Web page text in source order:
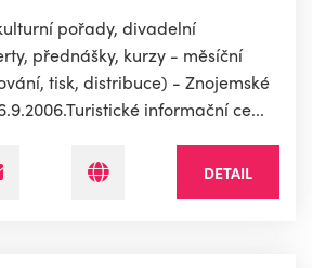
pořady, divadelní
přednášky, kurzy - měsíční
tisk, distribuce) - Znojemské
informační ce...
DETAIL